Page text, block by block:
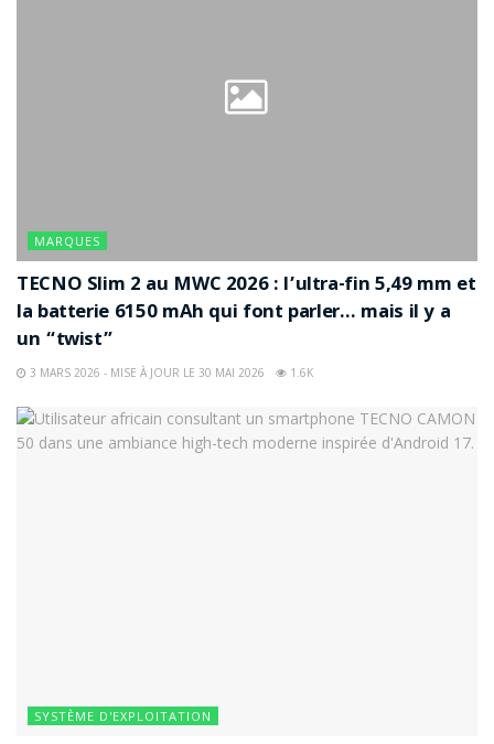
MARQUES
TECNO Slim 2 au MWC 2026 : l’ultra-fin 5,49 mm et
la batterie 6150 mAh qui font parler… mais il y a
un “twist”
3 MARS 2026 - MISE À JOUR LE 30 MAI 2026 1.6K
SYSTÈME D'EXPLOITATION